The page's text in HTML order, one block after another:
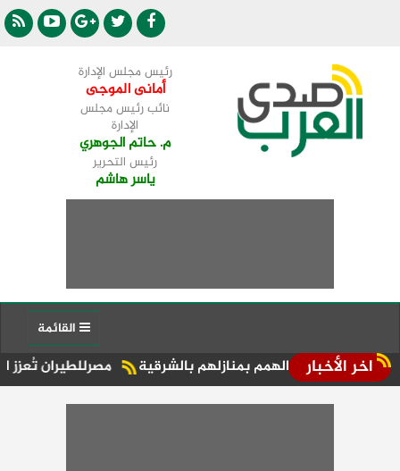
رئيس مجلس الإدارة
أمانى الموجى
نائب رئيس مجلس
الإدارة
م. حاتم الجوهري
رئيس التحرير
ياسر هاشم
اخر الأخبار مصرللطيران تُعزز الحركة بمنازلهم بالشرقية